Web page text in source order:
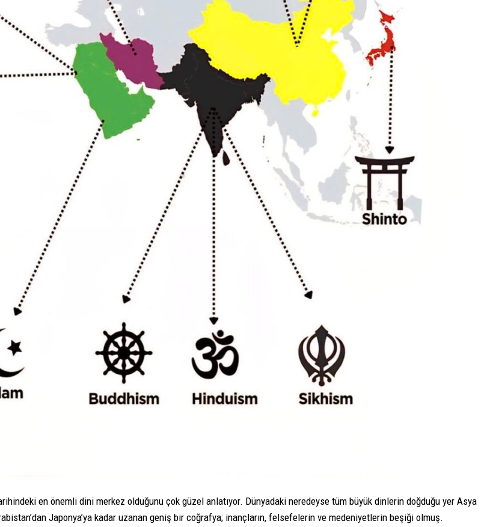
en önemli dini merkez olduğunu çok güzel anlatıyor. Dünyadaki neredeyse tüm büyük dinlerin doğduğu yer Asya
Japonya’ya kadar uzanan geniş bir coğrafya; inançların, felsefelerin ve medeniyetlerin beşiği olmuş.